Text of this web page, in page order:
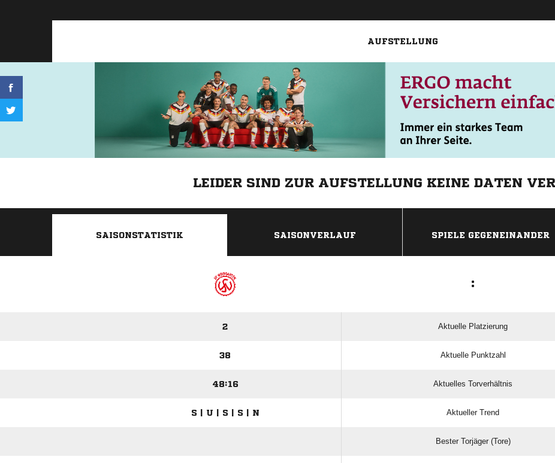
AUFSTELLUNG
LEIDER SIND ZUR AUFSTELLUNG KEINE DATEN
SAISONSTATISTIK SAISONVERLAUF SPIELE GEGENEINANDER
:
2 Aktuelle Platzierung
38 Aktuelle Punktzahl
48:16 Aktuelles Torverhältnis
S | U | S | S | N Aktueller Trend
Bester Torjäger (Tore)